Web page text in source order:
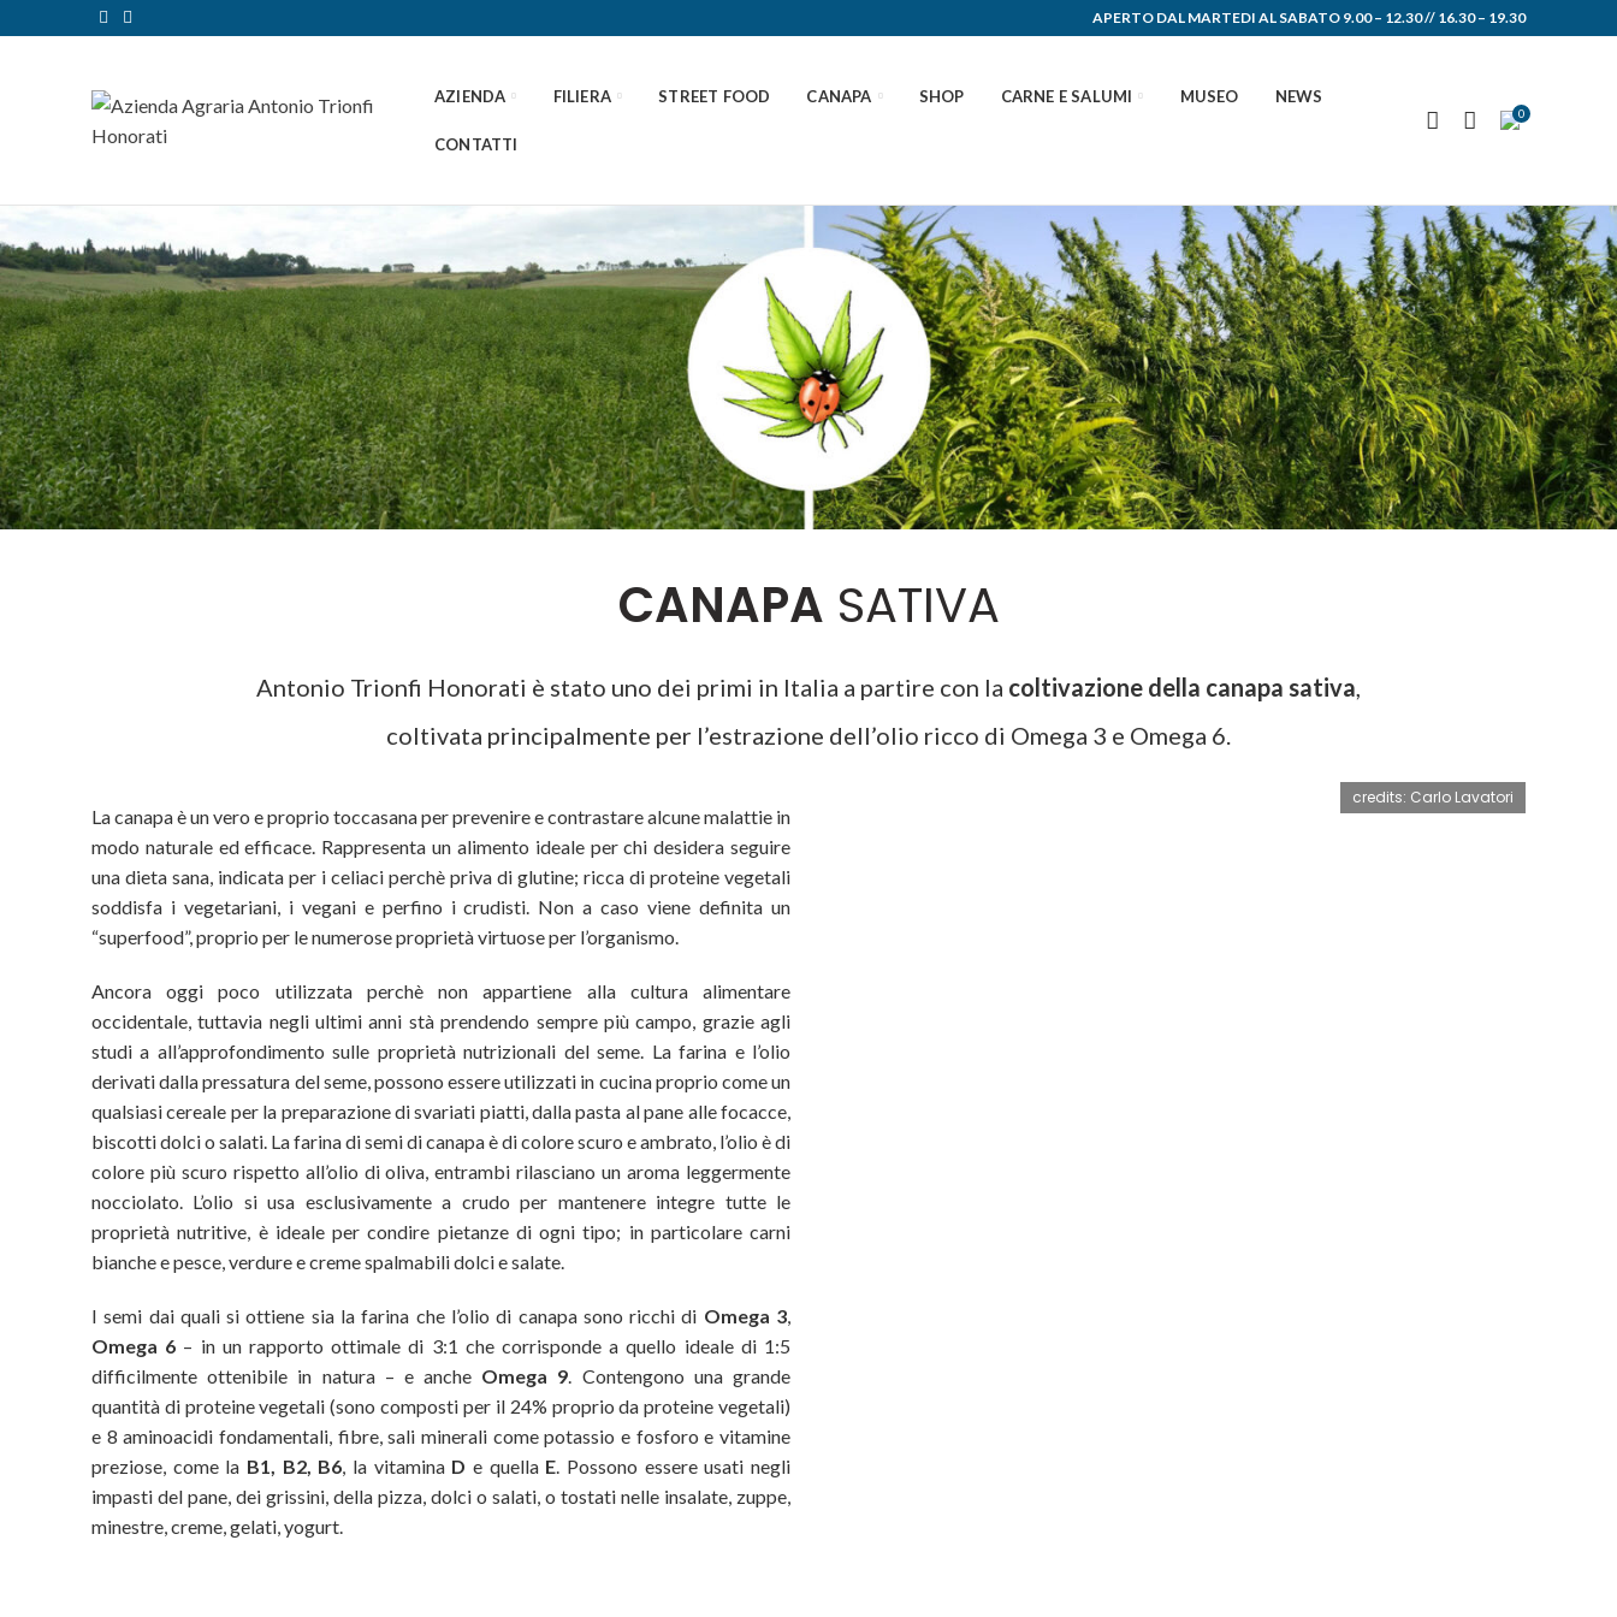
APERTO DAL MARTEDI AL SABATO 9.00 – 12.30 // 16.30 – 19.30
AZIENDA FILIERA STREET FOOD CANAPA SHOP CARNE E SALUMI MUSEO NEWS
CONTATTI
0
CANAPA SATIVA
Antonio Trionfi Honorati è stato uno dei primi in Italia a partire con la coltivazione della canapa sativa
coltivata principalmente per l’estrazione dell’olio ricco di Omega 3 e Omega 6.
La canapa è un vero e proprio toccasana per prevenire e contrastare alcune malattie in
modo naturale ed efficace. Rappresenta un alimento ideale per chi desidera seguire
una dieta sana, indicata per i celiaci perchè priva di glutine; ricca di proteine vegetali
soddisfa i vegetariani, i vegani e perfino i crudisti. Non a caso viene definita un
“superfood”, proprio per le numerose proprietà virtuose per l’organismo.
Ancora oggi poco utilizzata perchè non appartiene alla cultura alimentare
occidentale, tuttavia negli ultimi anni stà prendendo sempre più campo, grazie agli
studi a all’approfondimento sulle proprietà nutrizionali del seme. La farina e l’olio
derivati dalla pressatura del seme, possono essere utilizzati in cucina proprio come un
qualsiasi cereale per la preparazione di svariati piatti, dalla pasta al pane alle focacce,
biscotti dolci o salati. La farina di semi di canapa è di colore scuro e ambrato, l’olio è di
colore più scuro rispetto all’olio di oliva, entrambi rilasciano un aroma leggermente
nocciolato. L’olio si usa esclusivamente a crudo per mantenere integre tutte le
proprietà nutritive, è ideale per condire pietanze di ogni tipo; in particolare carni
bianche e pesce, verdure e creme spalmabili dolci e salate.
I semi dai quali si ottiene sia la farina che l’olio di canapa sono ricchi di Omega 3
Omega 6 – in un rapporto ottimale di 3:1 che corrisponde a quello ideale di 1:5
difficilmente ottenibile in natura – e anche Omega 9 . Contengono una grande
quantità di proteine vegetali (sono composti per il 24% proprio da proteine vegetali)
e 8 aminoacidi fondamentali, fibre, sali minerali come potassio e fosforo e vitamine
preziose, come la B1, B2, B6 , la vitamina D e quella E . Possono essere usati negli
impasti del pane, dei grissini, della pizza, dolci o salati, o tostati nelle insalate, zuppe,
minestre, creme, gelati, yogurt.
credits: Carlo Lavatori